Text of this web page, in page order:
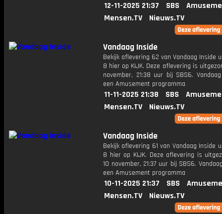
12-11-2025 21:37 SBS
Mensen.TV
Nieuws.TV
Vandaag Inside
Bekijk aflevering 62 van Vandaag Inside
8 hier op KIJK. Deze aflevering is
november, 21:38 uur bij SBS6.
een Amusement programma
11-11-2025 21:38 SBS
Mensen.TV
Nieuws.TV
Vandaag Inside
Bekijk aflevering 61 van Vandaag Inside
8 hier op KIJK. Deze aflevering is
10 november, 21:37 uur bij SBS6.
een Amusement programma
10-11-2025 21:37 SBS
Mensen.TV
Nieuws.TV